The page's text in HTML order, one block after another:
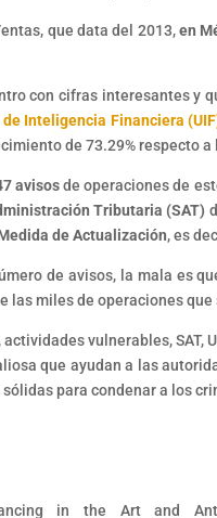
que data del 2013,en
con cifras interesantes y
de Inteligencia Financiera
de 73.29% respecto
avisosde operaciones de
Tributaria (SAT)
de Actualización, es
de avisos, la mala es
las miles de operaciones
vulnerables, SAT,
que ayudan a las
para condenar a los
in the Art and